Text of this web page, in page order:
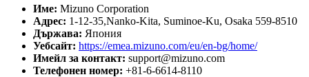
Име: Mizuno Corporation
Адрес: 1-12-35,Nanko-Kita, Suminoe-Ku, Osaka 559-8510
Държава: Япония
Уебсайт: https://emea.mizuno.com/eu/en-bg/home/
Имейл за контакт: support@mizuno.com
Телефонен номер: +81-6-6614-8110